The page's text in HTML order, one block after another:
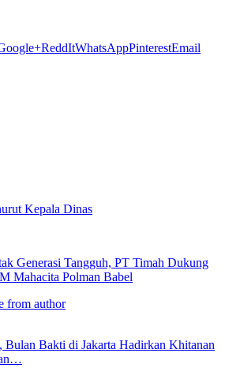
ReddItWhatsAppPinterestEmail
Kepala Dinas
Generasi Tangguh, PT Timah Dukung
Mahacita Polman Babel
from author
Bakti di Jakarta Hadirkan Khitanan